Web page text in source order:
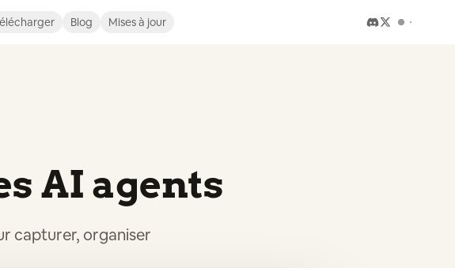
Blog Mises à jour
AI agents
capturer, organiser